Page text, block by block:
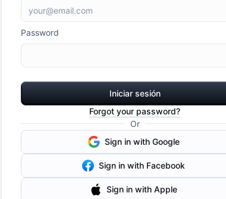
Password
Iniciar sesión
Forgot your password?
Or
Sign in with Google
Sign in with Facebook
Sign in with Apple